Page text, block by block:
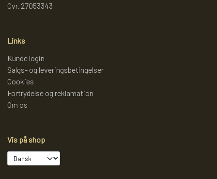
Cvr. 27053343
Links
Kunde login
Salgs- og leveringsbetingelser
Cookies
Fortrydelse og reklamation
Om os
Vis på shop